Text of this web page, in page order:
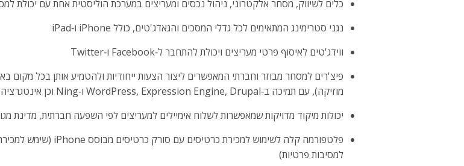
כלים לשיווק, מסחר אלקטרוני, ניהול נכסים ומעריצים במערכת הוליסטית אחת עם יכולת
נגני סטרימינג המתאימים לכל גדלי המסכים והגאדג'טים, כולל iPhone ו‑iPad
ווידג'טים לאיסוף פרטי מעריצים ויכולת להתחבר ל‑Facebook ו‑Twitter
פיצ'רים למסחר מבוזר וחברתי המאפשרים ליצור הצעות ייחודיות ולהטמיע אותן בכל מקום
מוזיקה), עם תמיכה ב‑WordPress, Expression Engine, Drupal ו‑Ning וכן אינטגרציה חד‑שלבית ל‑Virb, Goodsie ו‑Bandzoogle
יכולות מיקוד מדויקות שמאפשרות לשלוח אימיילים למעריצים לפי השפעה חברתית, מדינת
למסיבות פרטיות)